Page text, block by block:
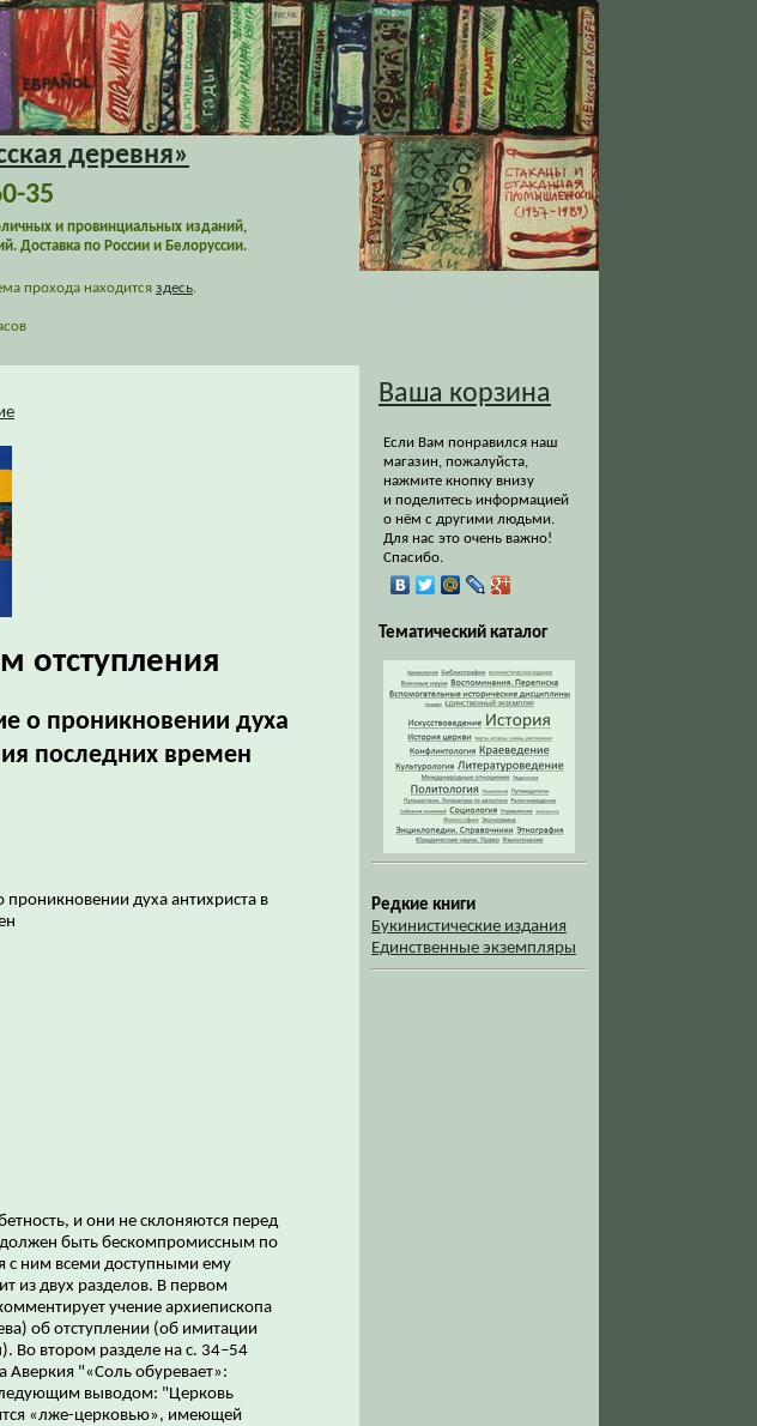
деревня»
35
и провинциальных изданий,
Доставка по России и Белоруссии.
прохода находится здесь.
отступления
о проникновении духа
последних времен
духа антихриста в
и они не склоняются перед
быть бескомпромиссным по
с ним всеми доступными ему
из двух разделов. В первом
учение архиепископа
об отступлении (об имитации
Во втором разделе на с. 34–54
Аверкия "«Соль обуревает»:
выводом: "Церковь
«лже-церковью», имеющей
Ваша корзина
Если Вам понравился наш
магазин, пожалуйста,
нажмите кнопку внизу
и поделитесь информацией
о нём с другими людьми.
Для нас это очень важно!
Спасибо.
Тематический каталог
Редкие книги
Букинистические издания
Единственные экземпляры